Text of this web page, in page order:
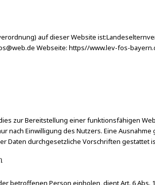
auf dieser Website
Webseite: https//www.lev-fos-
zur Bereitstellung einer funktionsfähigen
Einwilligung des Nutzers. Eine
Daten durchgesetzliche Vorschriften gestattet
Person einholen, dient Art. 6 Abs.